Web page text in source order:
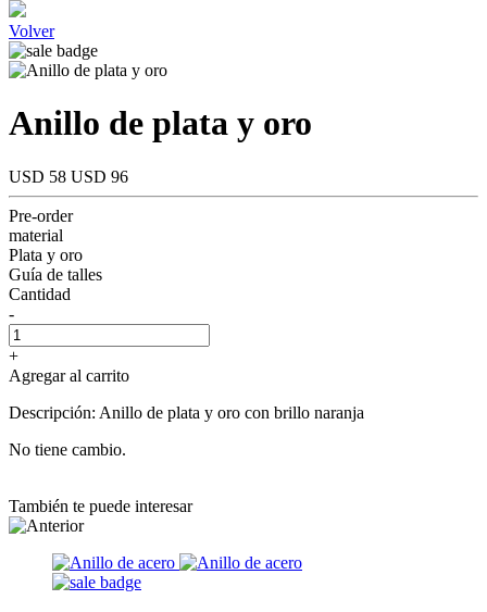
Volver
Anillo de plata y oro
USD 58 USD 96
Pre-order
material
Plata y oro
Guía de talles
Cantidad
-
+
Agregar al carrito
Descripción: Anillo de plata y oro con brillo naranja
No tiene cambio.
También te puede interesar